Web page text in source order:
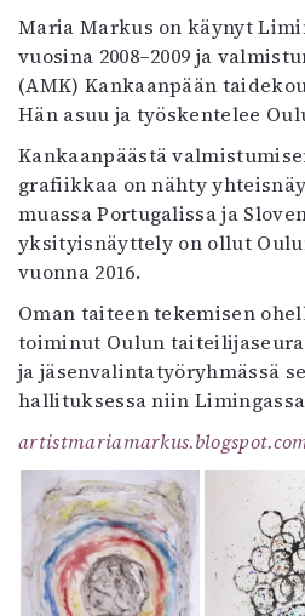
Maria Markus on käynyt
vuosina 2008–2009 ja
(AMK) Kankaanpään
Hän asuu ja työskentelee
Kankaanpäästä
grafiikkaa on nähty
muassa Portugalissa ja
yksityisnäyttely on ollut
vuonna 2016.
Oman taiteen tekemisen
toiminut Oulun
ja jäsenvalintatyöryhmässä
hallituksessa niin